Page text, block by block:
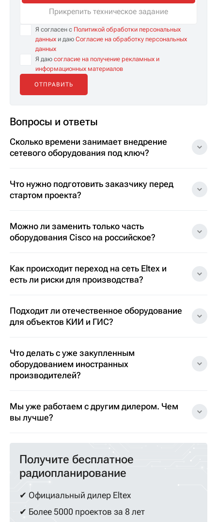
Прикрепить техническое задание
Я согласен с Политикой обработки персональных
данных и даю Согласие на обработку персональных
данных
Я даю согласие на получение рекламных и
информационных материалов
Вопросы и ответы
Сколько времени занимает внедрение
сетевого оборудования под ключ?
Что нужно подготовить заказчику перед
стартом проекта?
Можно ли заменить только часть
оборудования Cisco на российское?
Как происходит переход на сеть Eltex и
есть ли риски для производства?
Подходит ли отечественное оборудование
для объектов КИИ и ГИС?
Что делать с уже закупленным
оборудованием иностранных
производителей?
Мы уже работаем с другим дилером. Чем
вы лучше?
Получите бесплатное
радиопланирование
✔ Официальный дилер Eltex
✔ Более 5000 проектов за 8 лет